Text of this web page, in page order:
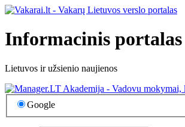
Informacinis portalas
Lietuvos ir užsienio naujienos
Google